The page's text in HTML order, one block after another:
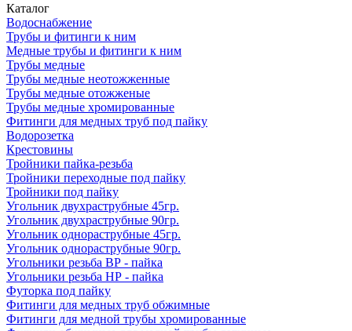
Каталог
Водоснабжение
Трубы и фитинги к ним
Медные трубы и фитинги к ним
Трубы медные
Трубы медные неотожженные
Трубы медные отожженые
Трубы медные хромированные
Фитинги для медных труб под пайку
Водорозетка
Крестовины
Тройники пайка-резьба
Тройники переходные под пайку
Тройники под пайку
Угольник двухраструбные 45гр.
Угольник двухраструбные 90гр.
Угольник однораструбные 45гр.
Угольник однораструбные 90гр.
Угольники резьба ВР - пайка
Угольники резьба НР - пайка
Футорка под пайку
Фитинги для медных труб обжимные
Фитинги для медной трубы хромированные